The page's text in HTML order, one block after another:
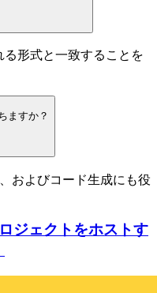
る形式と一致することを
ますか？
およびコード生成にも役
ジェクトをホストす